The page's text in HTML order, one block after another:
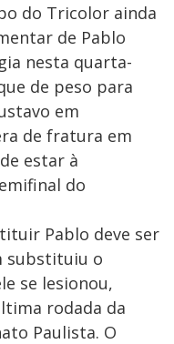
do Tricolor ainda
de Pablo
nesta quarta-
de peso para
em
de fratura em
estar à
do
Pablo deve ser
substituiu o
se lesionou,
rodada da
Paulista. O